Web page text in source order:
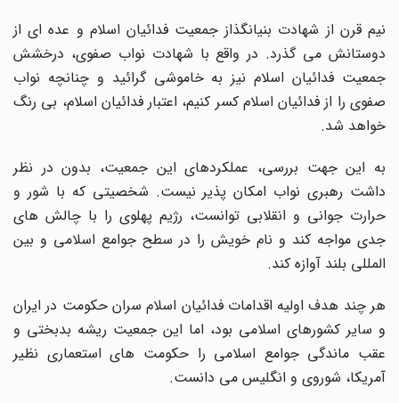
نیم قرن از شهادت بنیانگذاز جمعیت فدائیان اسلام و عده ای از
دوستانش می گذرد. در واقع با شهادت نواب صفوی، درخشش
جمعیت فدائیان اسلام نیز به خاموشی گرائید و چنانچه نواب
صفوی را از فدائیان اسلام کسر کنیم، اعتبار فدائیان اسلام، بی رنگ
خواهد شد.
به این جهت بررسی، عملکردهای این جمعیت، بدون در نظر
داشت رهبری نواب امکان پذیر نیست. شخصیتی که با شور و
حرارت جوانی و انقلابی توانست، رژیم پهلوی را با چالش های
جدی مواجه کند و نام خویش را در سطح جوامع اسلامی و بین
المللی بلند آوازه کند.
هر چند هدف اولیه اقدامات فدائیان اسلام سران حکومت در ایران
و سایر کشورهای اسلامی بود، اما این جمعیت ریشه بدبختی و
عقب ماندگی جوامع اسلامی را حکومت های استعماری نظیر
آمریکا، شوروی و انگلیس می دانست.